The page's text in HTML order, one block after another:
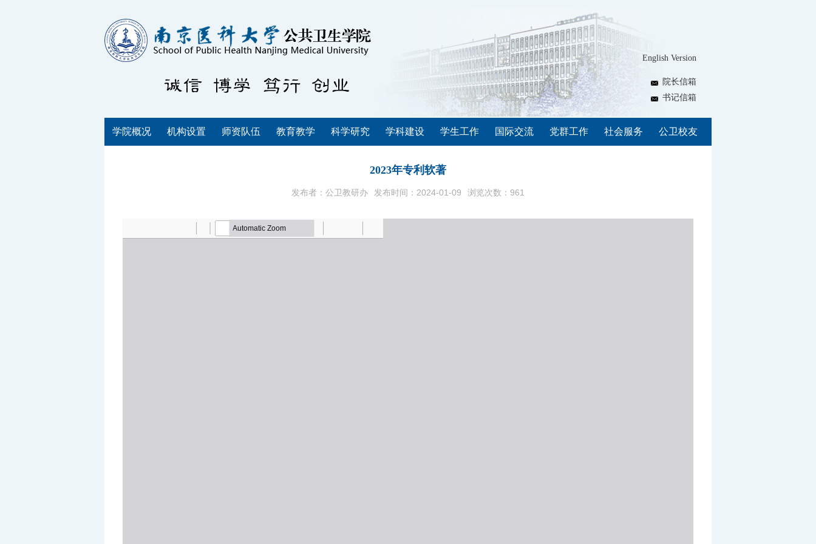
English Version
院长信箱
书记信箱
学院概况 机构设置 师资队伍 教育教学 科学研究 学科建设 学生工作 国际交流 党群工作 社会服务 公卫校友
2023年专利软著
发布者：公卫教研办 发布时间：2024-01-09 浏览次数： 961